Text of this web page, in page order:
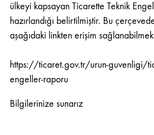
ülkeyi kapsayan Ticarette Teknik
hazırlandığı belirtilmiştir. Bu
aşağıdaki linkten erişim
https://ticaret.gov.tr/urun-guvenligi/
engeller-raporu
Bilgilerinize sunarız